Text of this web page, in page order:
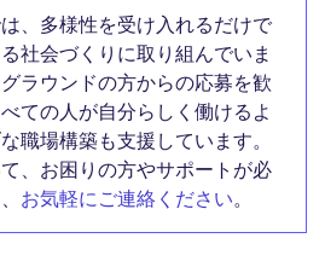
、多様性を受け入れるだけで
社会づくりに取り組んでいま
ラウンドの方からの応募を歓
ての人が自分らしく働けるよ
職場構築も支援しています。
、お困りの方やサポートが必
お気軽にご連絡ください。